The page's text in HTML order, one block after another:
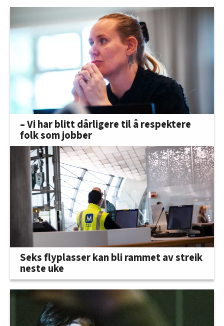
– Vi har blitt dårligere til å respektere
folk som jobber
Seks flyplasser kan bli rammet av streik
neste uke